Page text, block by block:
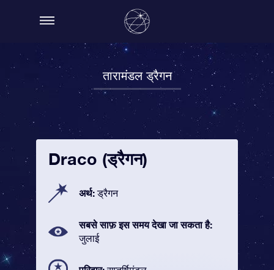
तारामंडल ड्रैगन
Draco (ड्रैगन)
अर्थ:ड्रैगन
सबसे साफ़ इस समय देखा जा सकता है:
जुलाई